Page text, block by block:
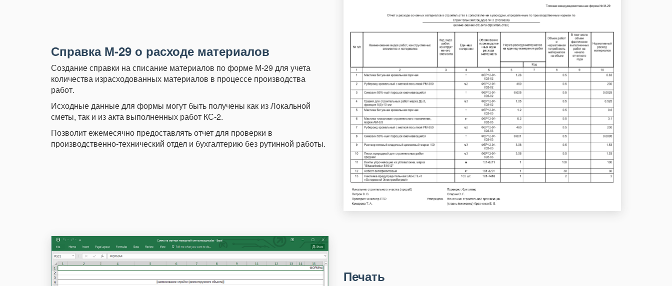
Справка М-29 о расходе материалов
Создание справки на списание материалов по форме М-29 для учета
количества израсходованных материалов в процессе производства
работ.
Исходные данные для формы могут быть получены как из Локальной
сметы, так и из акта выполненных работ КС-2.
Позволит ежемесячно предоставлять отчет для проверки в
производственно-технический отдел и бухгалтерию без рутинной работы.
Печать